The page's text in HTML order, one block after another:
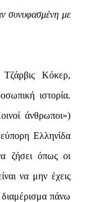
συνυφασμένη με
Κόκερ,
ιστορία.
άνθρωποι»)
Ελληνίδα
ζήσει όπως οι
να μην έχεις
πάνω